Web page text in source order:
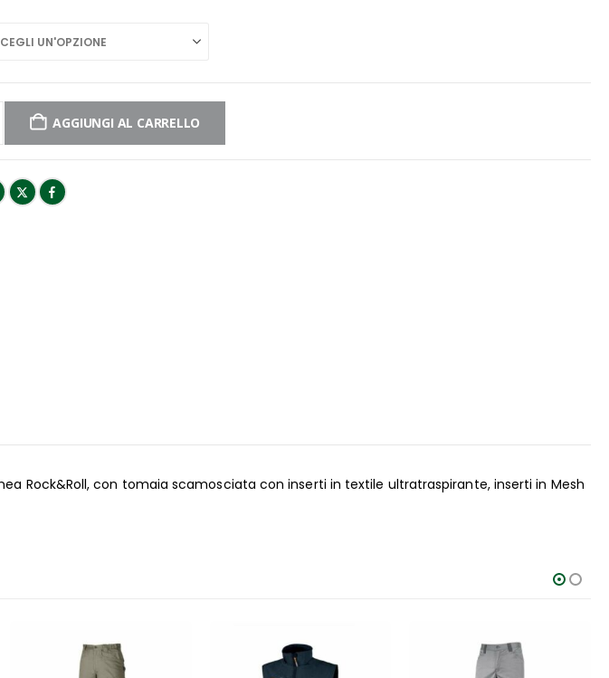
AGGIUNGI AL CARRELLO
Rock&Roll, con tomaia scamosciata con inserti in textile ultratraspirante, inserti in Mesh